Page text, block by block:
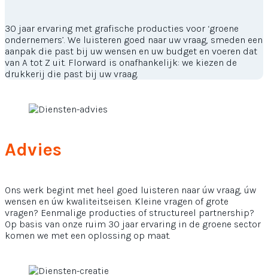
30 jaar ervaring met grafische producties voor ‘groene
ondernemers’. We luisteren goed naar uw vraag, smeden een
aanpak die past bij uw wensen en uw budget en voeren dat
van A tot Z uit. Florward is onafhankelijk: we kiezen de
drukkerij die past bij uw vraag.
Advies
Ons werk begint met heel goed luisteren naar úw vraag, úw
wensen en úw kwaliteitseisen. Kleine vragen of grote
vragen? Eenmalige producties of structureel partnership?
Op basis van onze ruim 30 jaar ervaring in de groene sector
komen we met een oplossing op maat.